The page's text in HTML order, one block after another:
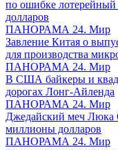
по ошибке
долларов
ПАНОРАМА 24. Мир
Завление Китая о
для производства
ПАНОРАМА 24. Мир
В США байкеры и
дорогах Лонг-Айленда
ПАНОРАМА 24. Мир
Джедайский меч Люка
миллионы долларов
ПАНОРАМА 24. Мир